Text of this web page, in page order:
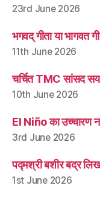
23rd June 2026
भगवद् गीता या भागवत
11th June 2026
चर्चित TMC सांसद
10th June 2026
El Niño का उच्चारण
3rd June 2026
पद्मश्री बशीर बद्र
1st June 2026